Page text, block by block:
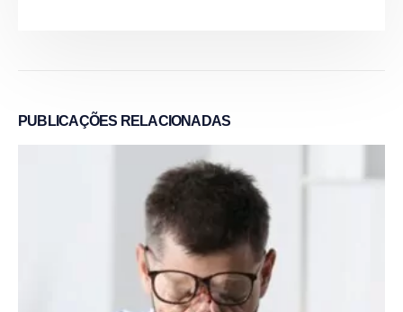
PUBLICAÇÕES RELACIONADAS